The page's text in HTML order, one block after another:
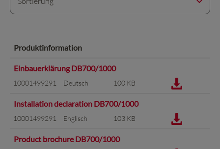
Produktinformation
Einbauerklärung DB700/1000
10001499291 Deutsch 100 KB
Installation declaration DB700/1000
10001499291 Englisch 103 KB
Product brochure DB700/1000